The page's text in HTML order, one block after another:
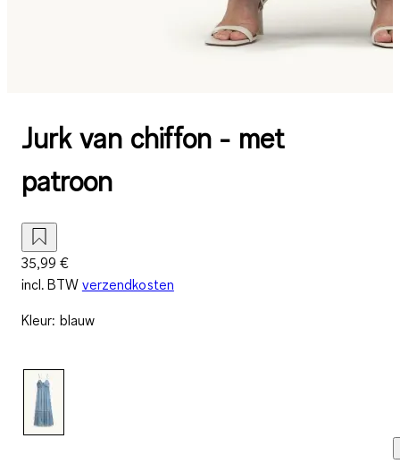
Jurk van chiffon - met
patroon
35,99 €
incl. BTW verzendkosten
Kleur: blauw